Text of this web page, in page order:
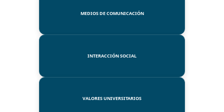
MEDIOS DE COMUNICACIÓN
INTERACCIÓN SOCIAL
VALORES UNIVERSITARIOS